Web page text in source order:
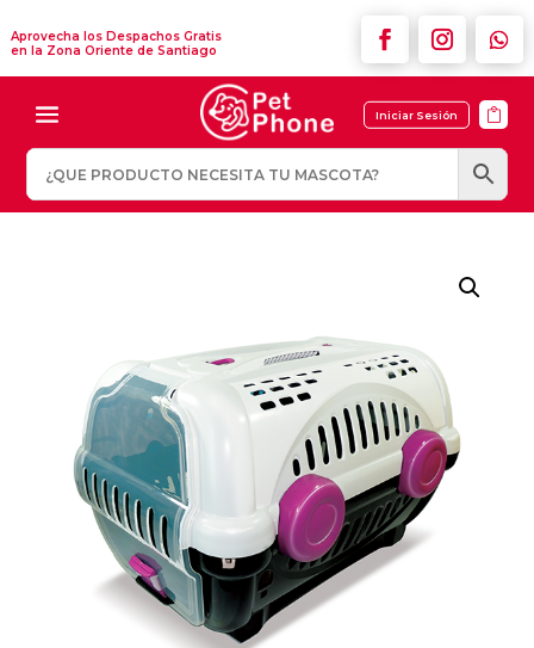
Aprovecha los Despachos Gratis
en la Zona Oriente de Santiago
Iniciar Sesión 